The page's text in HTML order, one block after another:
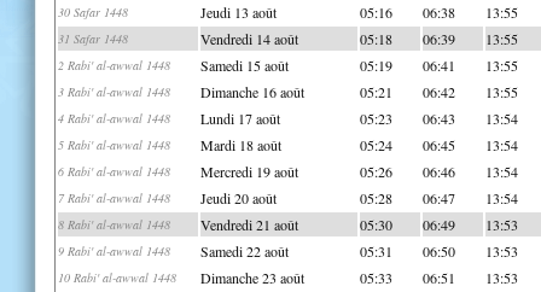
30 Safar 1448 Jeudi 13 août 05:16 06:38 13:55
31 Safar 1448 Vendredi 14 août 05:18 06:39 13:55
2 Rabi' al-awwal 1448 Samedi 15 août 05:19 06:41 13:55
3 Rabi' al-awwal 1448 Dimanche 16 août 05:21 06:42 13:55
4 Rabi' al-awwal 1448 Lundi 17 août 05:23 06:43 13:54
5 Rabi' al-awwal 1448 Mardi 18 août 05:24 06:45 13:54
6 Rabi' al-awwal 1448 Mercredi 19 août 05:26 06:46 13:54
7 Rabi' al-awwal 1448 Jeudi 20 août 05:28 06:47 13:54
8 Rabi' al-awwal 1448 Vendredi 21 août 05:30 06:49 13:53
9 Rabi' al-awwal 1448 Samedi 22 août 05:31 06:50 13:53
10 Rabi' al-awwal 1448 Dimanche 23 août 05:33 06:51 13:53